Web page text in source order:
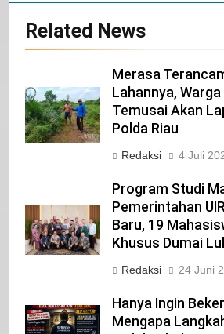
Related News
Merasa
Lahannya,
Temusai Akan
Polda Riau
Redaksi 4 Juli
Program Studi
Pemerintahan
Baru, 19
Khusus Dumai
Redaksi 24 Juni
Hanya Ingin
Mengapa
Selamat Hari
IKLAN
21
Iklan
IKLAN
22
NORMAN
PROVINSI DKI
IKLAN
23